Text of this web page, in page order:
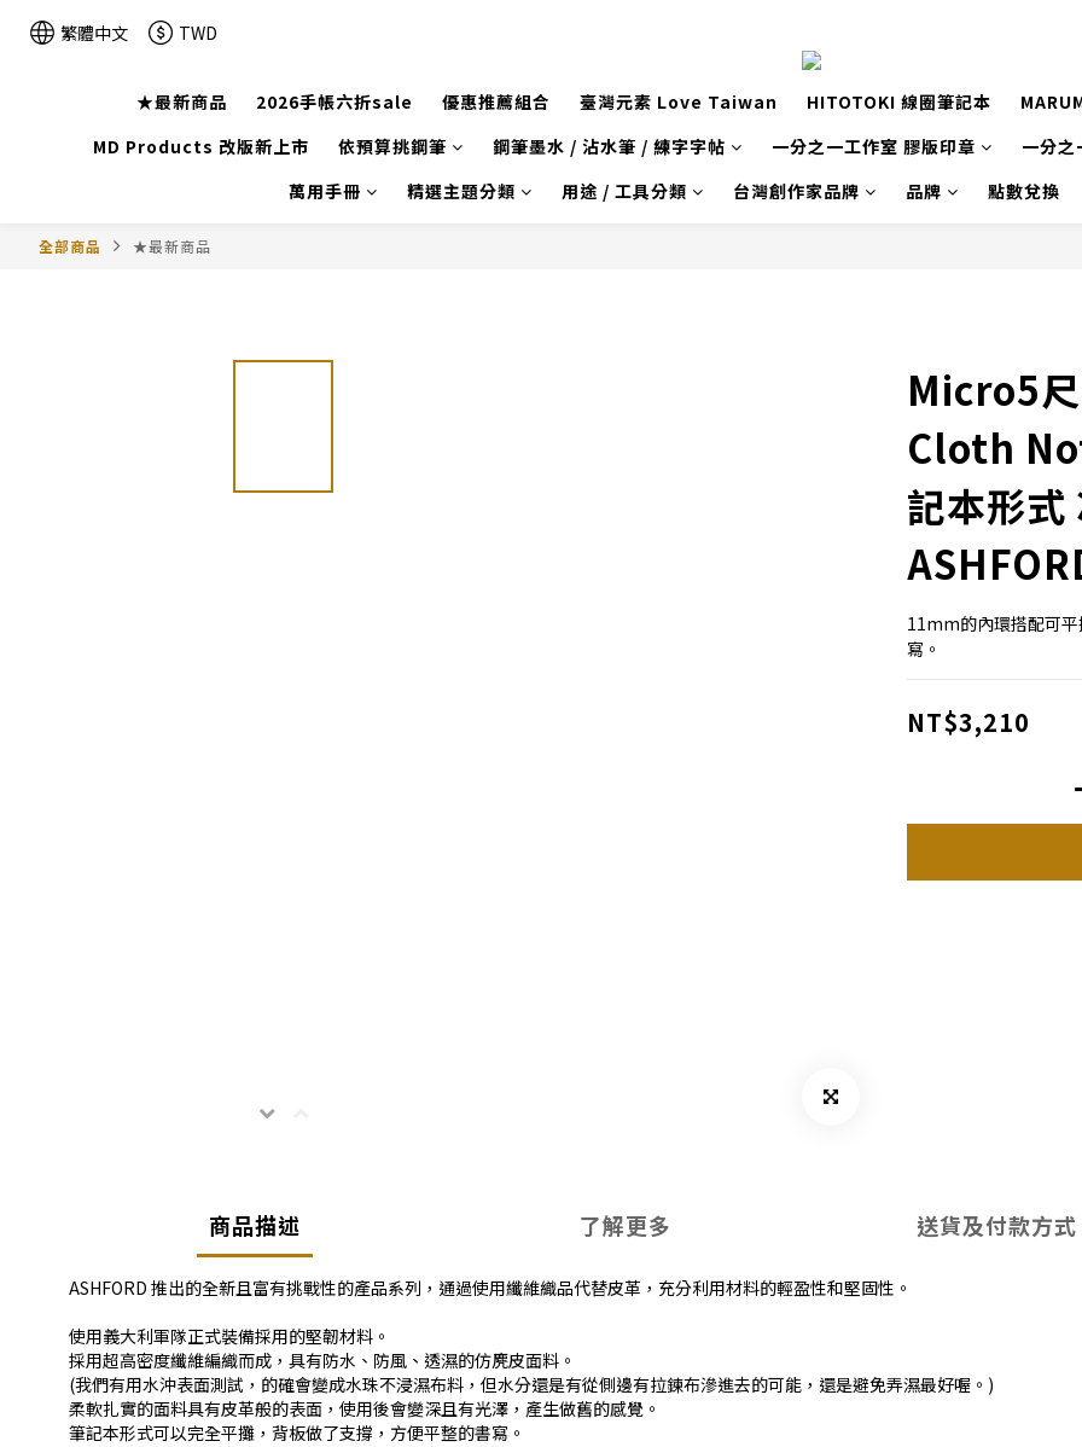
繁體中文 TWD
★最新商品 2026手帳六折sale 優惠推薦組合 臺灣元素 Love Taiwan HITOTOKI 線圈筆記本
MD Products 改版新上市
依預算挑鋼筆 鋼筆墨水 / 沾水筆 / 練字字帖 一分之一工作室 膠版印章
一分之
萬用手冊
精選主題分類 用途 / 工具分類 台灣創作家品牌 品牌 點數兌換
全部商品 ★最新商品
Micro5
Cloth
記本形式
11mm的內環搭配可
寫。
NT$3,210
商品描述 了解更多 送貨及付款方式
ASHFORD 推出的全新且富有挑戰性的產品系列，通過使用纖維織品代替皮革，充分利用材料的輕盈性和堅固性。
使用義大利軍隊正式裝備採用的堅韌材料。
採用超高密度纖維編織而成，具有防水、防風、透濕的仿麂皮面料。
(我們有用水沖表面測試，的確會變成水珠不浸濕布料，但水分還是有從側邊有拉鍊布滲進去的可能，還是避免弄濕最好喔。)
柔軟扎實的面料具有皮革般的表面，使用後會變深且有光澤，產生做舊的感覺。
筆記本形式可以完全平攤，背板做了支撐，方便平整的書寫。